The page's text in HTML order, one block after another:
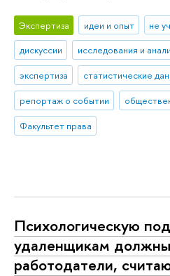
Экспертиза идеи и опыт не
дискуссии
исследования и
экспертиза
статистические
репортаж о событии
Факультет права
Психологическую
удаленщикам должны
работодатели,